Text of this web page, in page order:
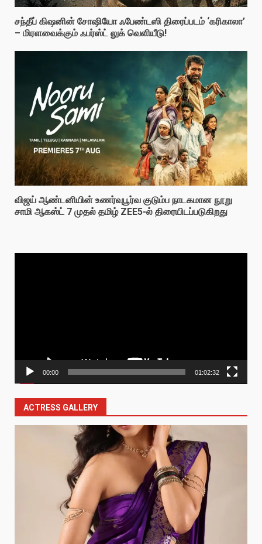
சந்தீப் கிஷனின் சோஷியோ ஃபேண்டஸி திரைப்படம் ‘கரிகாலா’
– மிரளவைக்கும் ஃபர்ஸ்ட் லுக் வெளியீடு!
விஜய் ஆண்டனியின் உணர்வுபூர்வ குடும்ப நாடகமான நூறு
சாமி ஆகஸ்ட் 7 முதல் தமிழ் ZEE5-ல் திரையிடப்படுகிறது
00:00 01:02:32
ACTRESS GALLERY